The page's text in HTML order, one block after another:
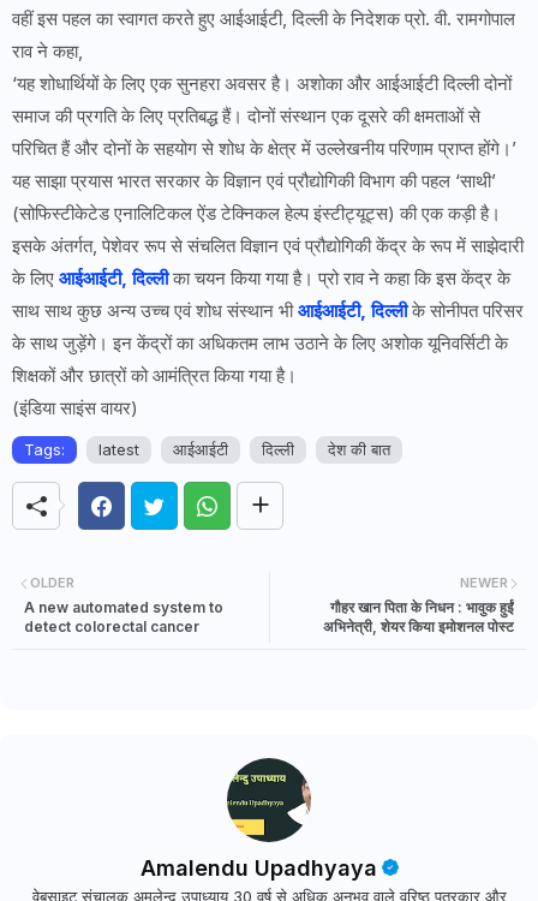
वहीं इस पहल का स्वागत करते हुए आईआईटी, दिल्ली के निदेशक प्रो. वी. रामगोपाल
राव ने कहा,
‘यह शोधार्थियों के लिए एक सुनहरा अवसर है। अशोका और आईआईटी दिल्ली दोनों
समाज की प्रगति के लिए प्रतिबद्ध हैं। दोनों संस्थान एक दूसरे की क्षमताओं से
परिचित हैं और दोनों के सहयोग से शोध के क्षेत्र में उल्लेखनीय परिणाम प्राप्त होंगे।’
यह साझा प्रयास भारत सरकार के विज्ञान एवं प्रौद्योगिकी विभाग की पहल ‘साथी’
(सोफिस्टीकेटेड एनालिटिकल ऐंड टेक्निकल हेल्प इंस्टीट्यूट्स) की एक कड़ी है।
इसके अंतर्गत, पेशेवर रूप से संचलित विज्ञान एवं प्रौद्योगिकी केंद्र के रूप में साझेदारी
के लिए आईआईटी, दिल्लीका चयन किया गया है। प्रो राव ने कहा कि इस केंद्र के
साथ साथ कुछ अन्य उच्च एवं शोध संस्थान भीआईआईटी, दिल्लीके सोनीपत परिसर
के साथ जुड़ेंगे। इन केंद्रों का अधिकतम लाभ उठाने के लिए अशोक यूनिवर्सिटी के
शिक्षकों और छात्रों को आमंत्रित किया गया है।
(इंडिया साइंस वायर)
Tags: latest आईआईटी दिल्ली देश की बात
NEWER
गौहर खान पिता के निधन : भावुक हुईं
अभिनेत्री, शेयर किया इमोशनल पोस्ट
OLDER
A new automated system to
detect colorectal cancer
Amalendu Upadhyaya
वेबसाइट संचालक अमलेन्दु उपाध्याय 30 वर्ष से अधिक अनुभव वाले वरिष्ठ पत्रकार और